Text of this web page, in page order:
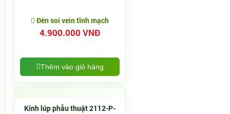
Đèn soi vein tĩnh mạch
4.900.000 VNĐ
Thêm vào giỏ hàng
Kính lúp phẫu thuật 2112-P-